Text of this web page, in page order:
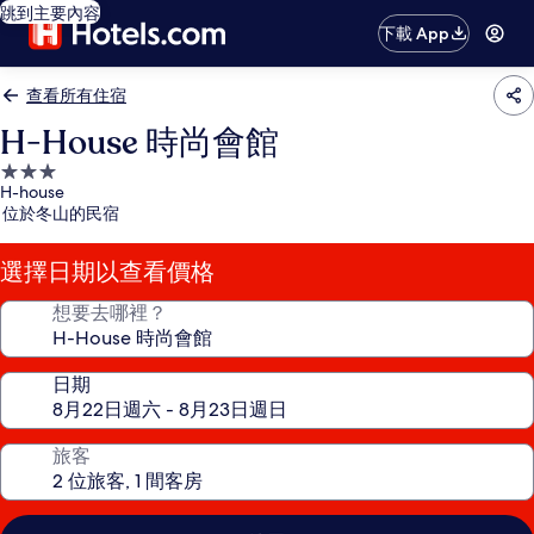
跳到主要內容
下載 App
查看所有住宿
H-House 時尚會館
3.0
星
級
住
宿
H-house
位於冬山的民宿
選擇日期以查看價格
想要去哪裡？
日期
旅客